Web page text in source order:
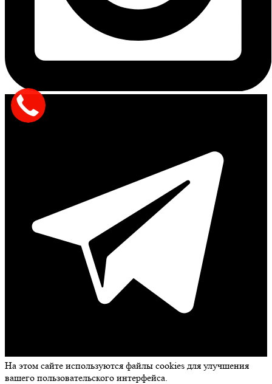
На этом сайте используются файлы cookies для улучшения
вашего пользовательского интерфейса.